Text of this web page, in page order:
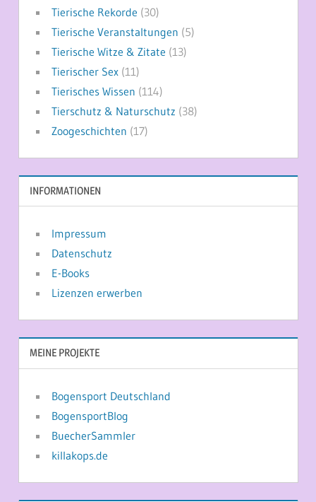
Tierische Rekorde (30)
Tierische Veranstaltungen (5)
Tierische Witze & Zitate (13)
Tierischer Sex(11)
Tierisches Wissen (114)
Tierschutz & Naturschutz (38)
Zoogeschichten (17)
INFORMATIONEN
Impressum
Datenschutz
E-Books
Lizenzen erwerben
MEINE PROJEKTE
Bogensport Deutschland
BogensportBlog
BuecherSammler
killakops.de